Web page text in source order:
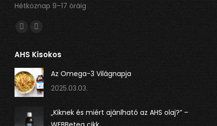
Hétköznap 9–17 óráig
Itt is megtalálsz minket:
Facebook
oldal
új
ablakban
nyílik
meg.
Linkedin
oldal
új
ablakban
nyílik
meg.
AHS Kisokos
Az Omega-3 Világnapja
2025.03.03.
„Kiknek és miért ajánlható az AHS olaj?” –